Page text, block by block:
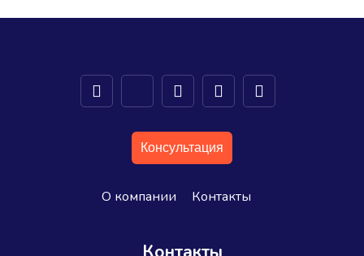
Консультация
О компании Контакты